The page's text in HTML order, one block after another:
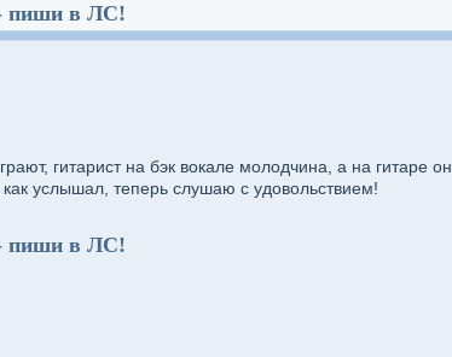
пиши в ЛС!
гитарист на бэк вокале молодчина, а на гитаре
как услышал, теперь слушаю с удовольствием!
пиши в ЛС!